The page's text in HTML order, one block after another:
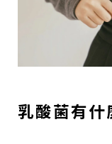
乳酸菌有什